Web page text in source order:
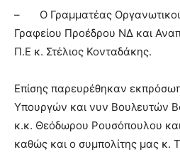
– Ο Γραμματέας Οργανωτικού
Γραφείου Προέδρου ΝΔ και
Π.Ε κ. Στέλιος Κονταδάκης.
Επίσης παρευρέθηκαν
Υπουργών και νυν Βουλευτών
κ.κ. Θεόδωρου Ρουσόπουλου
καθώς και ο συμπολίτης μας κ.